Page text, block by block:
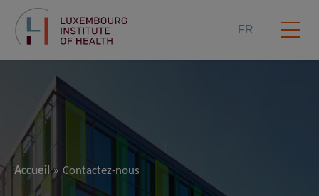
FR
Accueil Contactez-nous